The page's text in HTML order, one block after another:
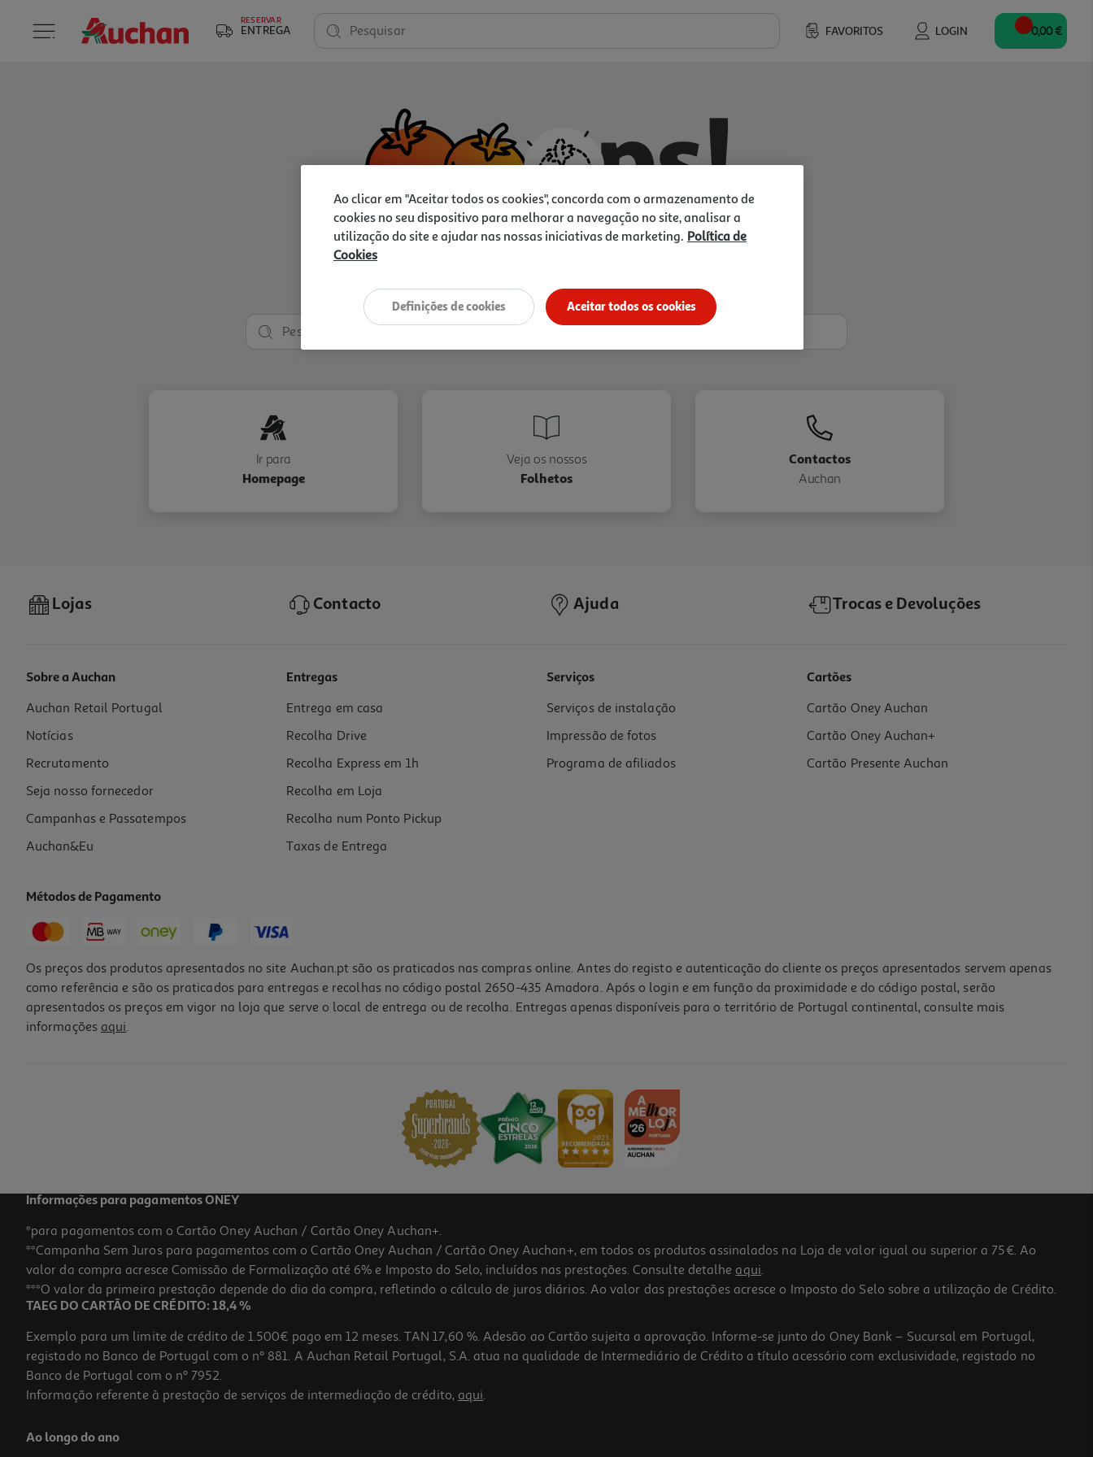
RESERVAR
ENTREGA FAVORITOS LOGIN
Pesquisar 0,00 €
Vamos tentar de novo?
Ir para
Homepage
Veja os nossos
Folhetos
Contactos
Auchan
Lojas Contacto Ajuda Trocas e Devoluções
Sobre a Auchan
Auchan Retail Portugal
Notícias
Recrutamento
Seja nosso fornecedor
Campanhas e Passatempos
Auchan&Eu
Entregas
Entrega em casa
Recolha Drive
Recolha Express em 1h
Recolha em Loja
Recolha num Ponto Pickup
Taxas de Entrega
Serviços
Serviços de instalação
Impressão de fotos
Programa de afiliados
Cartões
Cartão Oney Auchan
Cartão Oney Auchan+
Cartão Presente Auchan
Métodos de Pagamento
Os preços dos produtos apresentados no site Auchan.pt são os praticados nas compras online. Antes do registo e autenticação do cliente os preços apresentados servem apenas
como referência e são os praticados para entregas e recolhas no código postal 2650-435 Amadora. Após o login e em função da proximidade e do código postal, serão
apresentados os preços em vigor na loja que serve o local de entrega ou de recolha. Entregas apenas disponíveis para o território de Portugal continental, consulte mais
informações aqui.
Informações para pagamentos ONEY
*para pagamentos com o Cartão Oney Auchan / Cartão Oney Auchan+.
**Campanha Sem Juros para pagamentos com o Cartão Oney Auchan / Cartão Oney Auchan+, em todos os produtos assinalados na Loja de valor igual ou superior a 75€. Ao
valor da compra acresce Comissão de Formalização até 6% e Imposto do Selo, incluídos nas prestações. Consulte detalhe aqui.
***O valor da primeira prestação depende do dia da compra, refletindo o cálculo de juros diários. Ao valor das prestações acresce o Imposto do Selo sobre a utilização de Crédito.
TAEG DO CARTÃO DE CRÉDITO: 18,4 %
Exemplo para um limite de crédito de 1.500€ pago em 12 meses. TAN 17,60 %. Adesão ao Cartão sujeita a aprovação. Informe-se junto do Oney Bank – Sucursal em Portugal,
registado no Banco de Portugal com o nº 881. A Auchan Retail Portugal, S.A. atua na qualidade de Intermediário de Crédito a título acessório com exclusividade, registado no
Banco de Portugal com o nº 7952.
Informação referente à prestação de serviços de intermediação de crédito, aqui.
Ao longo do ano
Ao clicar em "Aceitar todos os cookies", concorda com o armazenamento de
cookies no seu dispositivo para melhorar a navegação no site, analisar a
utilização do site e ajudar nas nossas iniciativas de marketing. Política de
Cookies
Aceitar todos os cookies
Definições de cookies